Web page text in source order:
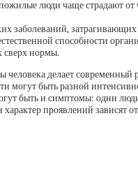
люди чаще страдают
заболеваний,
способности
сверх нормы.
человека делает
могут быть разной
быть и симптомы: одни
проявлений зависят